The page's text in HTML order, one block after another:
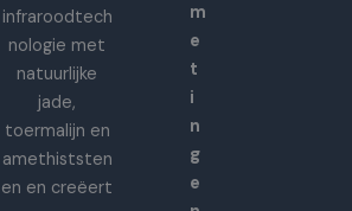
infraroodtech
nologie met
natuurlijke
jade,
toermalijn en
amethiststen
en en creëert
m
e
t
i
n
g
e